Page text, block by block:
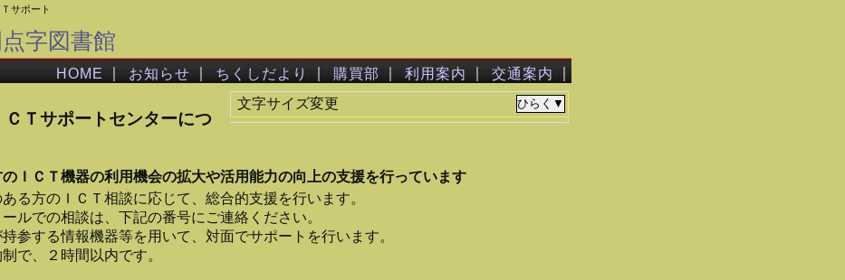
サポート
字図書館
HOME お知らせ ちくしだより 購買部 利用案内 交通案内
文字サイズ変更
ＣＴサポートセンターにつ
ＩＣＴ機器の利用機会の拡大や活用能力の向上の支援を行っています
ある方のＩＣＴ相談に応じて、総合的支援を行います。
での相談は、下記の番号にご連絡ください。
持参する情報機器等を用いて、対面でサポートを行います。
、２時間以内です。